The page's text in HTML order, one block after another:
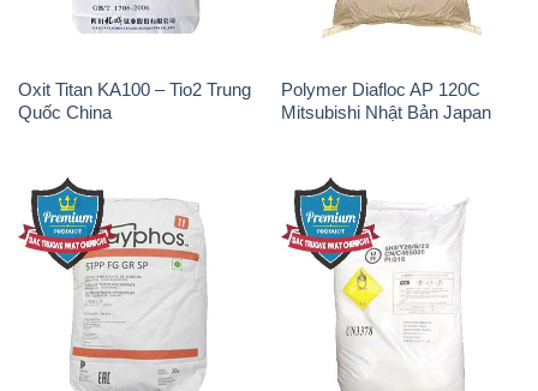
Oxit Titan KA100 – Tio2 Trung
Quốc China
Polymer Diafloc AP 120C
Mitsubishi Nhật Bản Japan